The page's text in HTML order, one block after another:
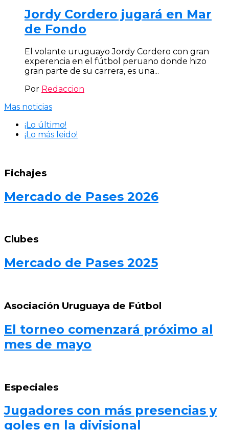
Jordy Cordero jugará en Mar
de Fondo
El volante uruguayo Jordy Cordero con gran
experencia en el fútbol peruano donde hizo
gran parte de su carrera, es una...
Por Redaccion
Mas noticias
¡Lo último!
¡Lo más leido!
Fichajes
Mercado de Pases 2026
Clubes
Mercado de Pases 2025
Asociación Uruguaya de Fútbol
El torneo comenzará próximo al
mes de mayo
Especiales
Jugadores con más presencias y
goles en la divisional